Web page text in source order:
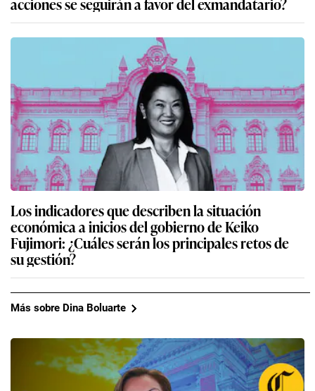
Los indicadores que describen la situación
económica a inicios del gobierno de Keiko
Fujimori: ¿Cuáles serán los principales retos de
su gestión?
Más sobre Dina Boluarte